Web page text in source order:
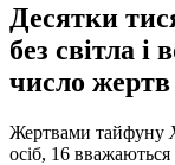
Десятки
без світла і
число жертв
Жертвами тайфуну
осіб, 16